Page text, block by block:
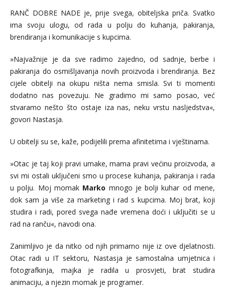
RANČ DOBRE NADE je, prije svega, obiteljska priča. Svatko
ima svoju ulogu, od rada u polju do kuhanja, pakiranja,
brendiranja i komunikacije s kupcima.
»Najvažnije je da sve radimo zajedno, od sadnje, berbe i
pakiranja do osmišljavanja novih proizvoda i brendiranja. Bez
cijele obitelji na okupu ništa nema smisla. Svi ti momenti
dodatno nas povezuju. Ne gradimo mi samo posao, već
stvaramo nešto što ostaje iza nas, neku vrstu nasljedstva«,
govori Nastasja.
U obitelji su se, kaže, podijelili prema afinitetima i vještinama.
»Otac je taj koji pravi umake, mama pravi većinu proizvoda, a
svi mi ostali uključeni smo u procese kuhanja, pakiranja i rada
u polju. Moj momak Marko mnogo je bolji kuhar od mene,
dok sam ja više za marketing i rad s kupcima. Moj brat, koji
studira i radi, pored svega nađe vremena doći i uključiti se u
rad na ranču«, navodi ona.
Zanimljivo je da nitko od njih primarno nije iz ove djelatnosti.
Otac radi u IT sektoru, Nastasja je samostalna umjetnica i
fotografkinja, majka je radila u prosvjeti, brat studira
animaciju, a njezin momak je programer.